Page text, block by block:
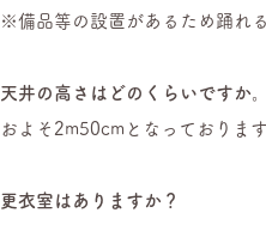
※備品等の設置があるため踊れ
天井の高さはどのくらいですか。
およそ2m50cmとなっております
更衣室はありますか？